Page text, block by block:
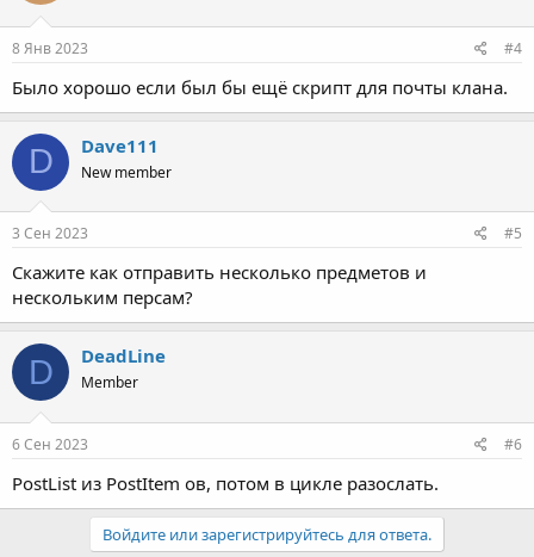
8 Янв 2023 #4
Было хорошо если был бы ещё скрипт для почты клана.
D Dave111
New member
3 Сен 2023 #5
Скажите как отправить несколько предметов и
нескольким персам?
D DeadLine
Member
6 Сен 2023 #6
PostList из PostItem ов, потом в цикле разослать.
Войдите или зарегистрируйтесь для ответа.